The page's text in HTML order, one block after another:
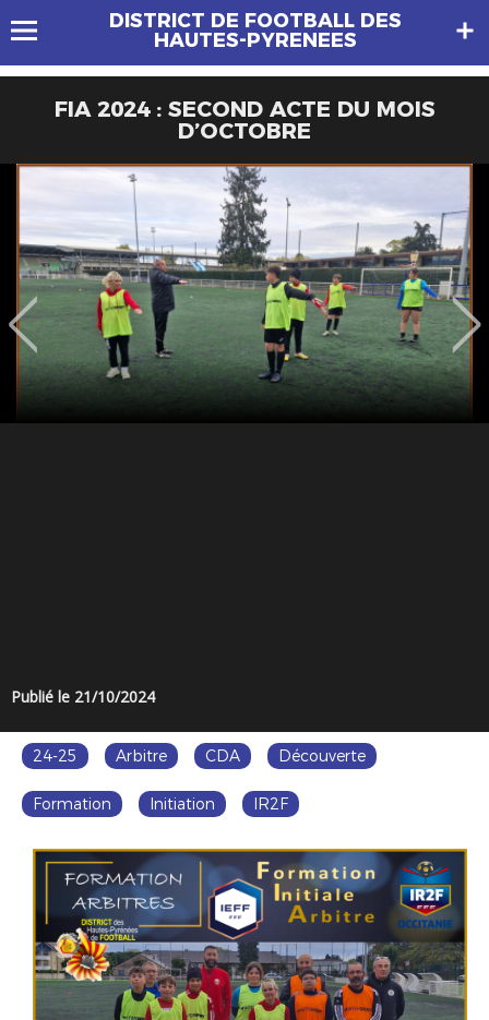
DISTRICT DE FOOTBALL DES
HAUTES-PYRENEES
FIA 2024 : SECOND ACTE DU MOIS
D’OCTOBRE
Publié le 21/10/2024
24-25 Arbitre CDA Découverte
Formation Initiation IR2F